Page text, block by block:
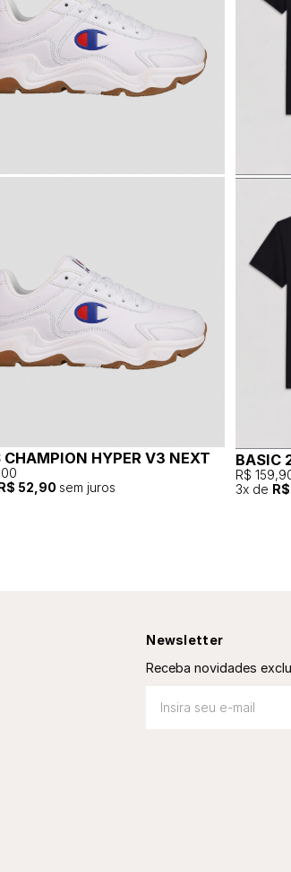
CHAMPION HYPER V3 NEXT
52,90 sem juros
BASIC
R$
3x de
Newsletter
Receba novidades